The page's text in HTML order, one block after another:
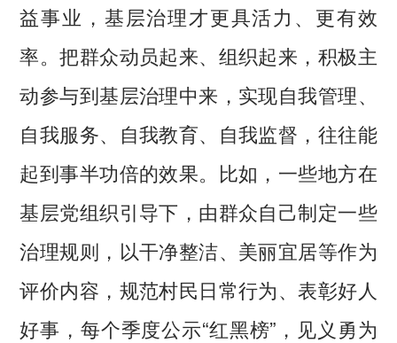
益事业，基层治理才更具活力、更有效
率。把群众动员起来、组织起来，积极主
动参与到基层治理中来，实现自我管理、
自我服务、自我教育、自我监督，往往能
起到事半功倍的效果。比如，一些地方在
基层党组织引导下，由群众自己制定一些
治理规则，以干净整洁、美丽宜居等作为
评价内容，规范村民日常行为、表彰好人
好事，每个季度公示“红黑榜”，见义勇为